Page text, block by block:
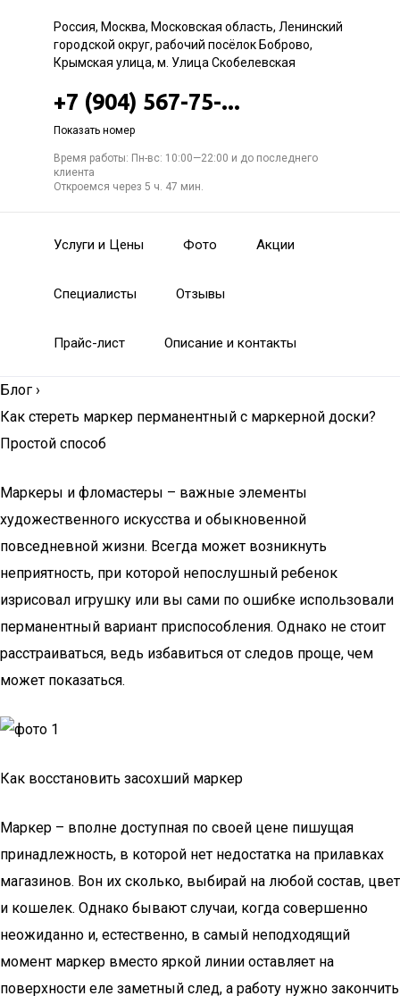
Россия, Москва, Московская область, Ленинский
городской округ, рабочий посёлок Боброво,
Крымская улица, м. Улица Скобелевская
+7 (904) 567-75-...
Показать номер
Время работы: Пн-вс: 10:00—22:00 и до последнего
клиента
Откроемся через 5 ч. 47 мин.
Услуги и Цены Фото Акции
Специалисты Отзывы
Прайс-лист Описание и контакты
Блог ›
Как стереть маркер перманентный с маркерной доски?
Простой способ
Маркеры и фломастеры – важные элементы
художественного искусства и обыкновенной
повседневной жизни. Всегда может возникнуть
неприятность, при которой непослушный ребенок
изрисовал игрушку или вы сами по ошибке использовали
перманентный вариант приспособления. Однако не стоит
расстраиваться, ведь избавиться от следов проще, чем
может показаться.
Как восстановить засохший маркер
Маркер – вполне доступная по своей цене пишущая
принадлежность, в которой нет недостатка на прилавках
магазинов. Вон их сколько, выбирай на любой состав, цвет
и кошелек. Однако бывают случаи, когда совершенно
неожиданно и, естественно, в самый неподходящий
момент маркер вместо яркой линии оставляет на
поверхности еле заметный след, а работу нужно закончить